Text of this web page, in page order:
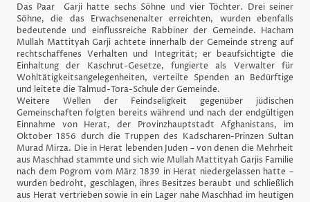
Das Paar Garji hatte sechs Söhne und vier Töchter. Drei seiner
Söhne, die das Erwachsenenalter erreichten, wurden ebenfalls
bedeutende und einflussreiche Rabbiner der Gemeinde. Hacham
Mullah Mattityah Garji achtete innerhalb der Gemeinde streng auf
rechtschaffenes Verhalten und Integrität; er beaufsichtigte die
Einhaltung der Kaschrut-Gesetze, fungierte als Verwalter für
Wohltätigkeitsangelegenheiten, verteilte Spenden an Bedürftige
und leitete die Talmud-Tora-Schule der Gemeinde.
Weitere Wellen der Feindseligkeit gegenüber jüdischen
Gemeinschaften folgten bereits während und nach der endgültigen
Einnahme von Herat, der Provinzhauptstadt Afghanistans, im
Oktober 1856 durch die Truppen des Kadscharen-Prinzen Sultan
Murad Mirza. Die in Herat lebenden Juden – von denen die Mehrheit
aus Maschhad stammte und sich wie Mullah Mattityah Garjis Familie
nach dem Pogrom vom März 1839 in Herat niedergelassen hatte –
wurden bedroht, geschlagen, ihres Besitzes beraubt und schließlich
aus Herat vertrieben sowie in ein Lager nahe Maschhad im heutigen